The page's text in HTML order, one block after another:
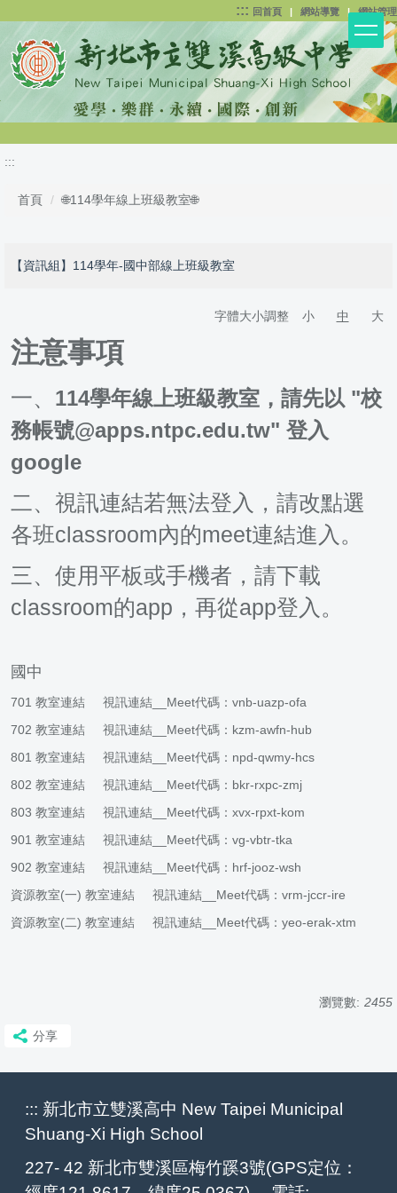
主
要
內
區
::: 回首頁 | 網站導覽 |網站管理
:::
首頁 🌐114學年線上班級教室🌐
【資訊組】114學年-國中部線上班級教室
字體大小調整 小 中 大
注意事項
一、 114學年線上班級教室，請先以 "校
務帳號@apps.ntpc.edu.tw" 登入
google
二、視訊連結若無法登入，請改點選
各班classroom內的meet連結進入。
三、使用平板或手機者，請下載
classroom的app，再從app登入。
國中
701 教室連結 視訊連結 __Meet代碼：vnb-uazp-ofa
702 教室連結 視訊連結 __Meet代碼：kzm-awfn-hub
801 教室連結 視訊連結 __Meet代碼：npd-qwmy-hcs
802 教室連結 視訊連結 __Meet代碼：bkr-rxpc-zmj
803 教室連結 視訊連結 __Meet代碼：xvx-rpxt-kom
901 教室連結 視訊連結 __Meet代碼：vg-vbtr-tka
902 教室連結 視訊連結 __Meet代碼：hrf-jooz-wsh
資源教室(一) 教室連結 視訊連結 __Meet代碼：vrm-jccr-ire
資源教室(二) 教室連結 視訊連結 __Meet代碼：yeo-erak-xtm
瀏覽數: 2455
分享
::: 新北市立雙溪高中 New Taipei Municipal
Shuang-Xi High School
227- 42 新北市雙溪區梅竹蹊3號(GPS定位：